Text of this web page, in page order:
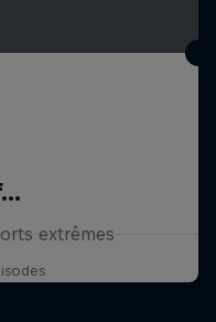
extrêmes